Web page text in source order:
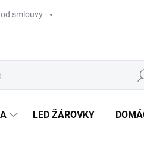
smlouvy
LED ŽÁROVKY